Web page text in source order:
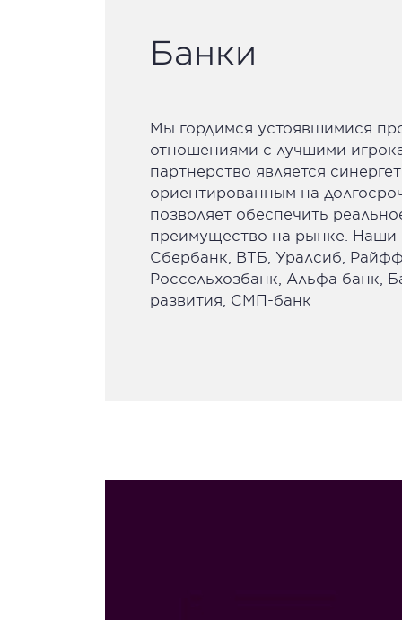
Банки
Мы гордимся устоявшимися
отношениями с лучшими
партнерство является
ориентированным на
позволяет обеспечить
преимущество на рынке. Наши
Сбербанк, ВТБ, Уралсиб,
Россельхозбанк, Альфа банк,
развития, СМП-банк